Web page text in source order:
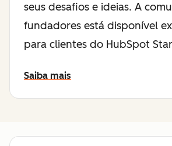
seus desafios e ideias. A
fundadores está disponível
para clientes do HubSpot
Saiba mais
sobre a comunidade para